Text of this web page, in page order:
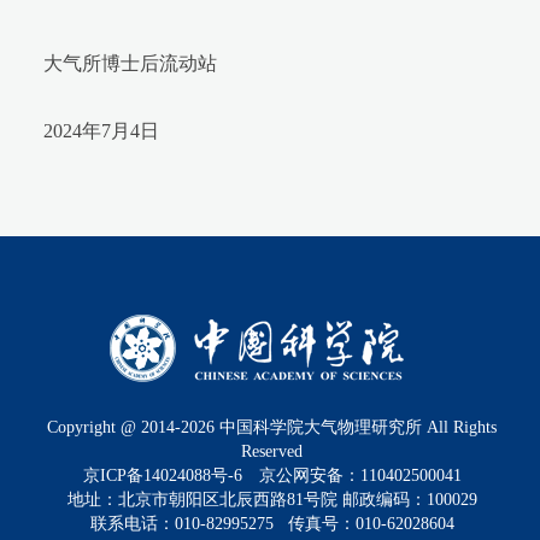
大气所博士后流动站
2024年7月4日
Copyright @ 2014-2026 中国科学院大气物理研究所 All Rights
Reserved
京ICP备14024088号-6
京公网安备：110402500041
地址：北京市朝阳区北辰西路81号院 邮政编码：100029
联系电话：010-82995275 传真号：010-62028604